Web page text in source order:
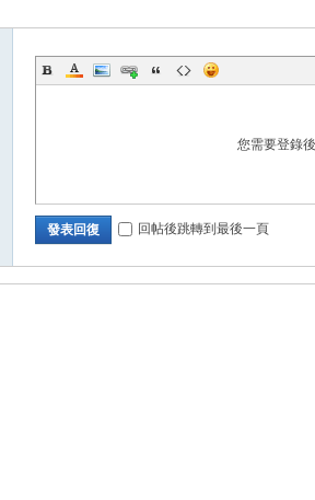
您需要登錄
發表回復 回帖後跳轉到最後一頁